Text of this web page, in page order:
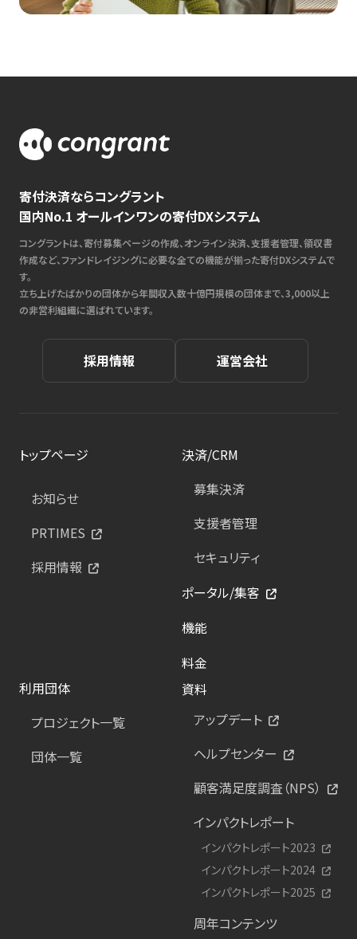
寄付決済ならコングラント
国内No.1 オールインワンの寄付DXシステム
コングラントは、寄付募集ページの作成、オンライン決済、支援者管理、領収書
作成など、ファンドレイジングに必要な全ての機能が揃った寄付DXシステムで
す。
立ち上げたばかりの団体から年間収入数十億円規模の団体まで、3,000以上
の非営利組織に選ばれています。
採用情報 運営会社
トップページ
お知らせ
PRTIMES
採用情報
決済/CRM
募集決済
支援者管理
セキュリティ
ポータル/集客
機能
料金
利用団体
プロジェクト一覧
団体一覧
資料
アップデート
ヘルプセンター
顧客満足度調査（NPS）
インパクトレポート
インパクトレポート2023
インパクトレポート2024
インパクトレポート2025
周年コンテンツ